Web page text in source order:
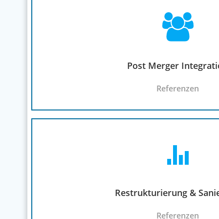
Post Merger
Referenzen
Restrukturierung &
Referenzen